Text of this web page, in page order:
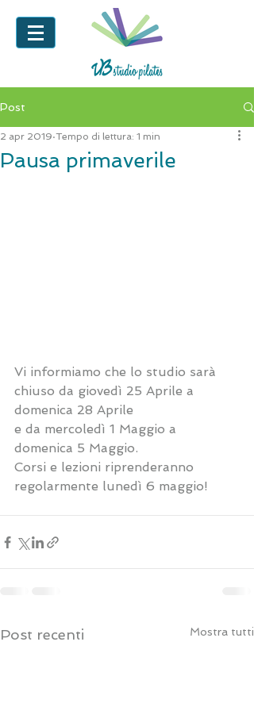
Post
Pausa primaverile
2 apr 2019 Tempo di lettura: 1 min
Vi informiamo che lo studio sarà
chiuso da giovedì 25 Aprile a
domenica 28 Aprile
e da mercoledì 1 Maggio a
domenica 5 Maggio.
Corsi e lezioni riprenderanno
regolarmente lunedì 6 maggio!
Post recenti Mostra tutti